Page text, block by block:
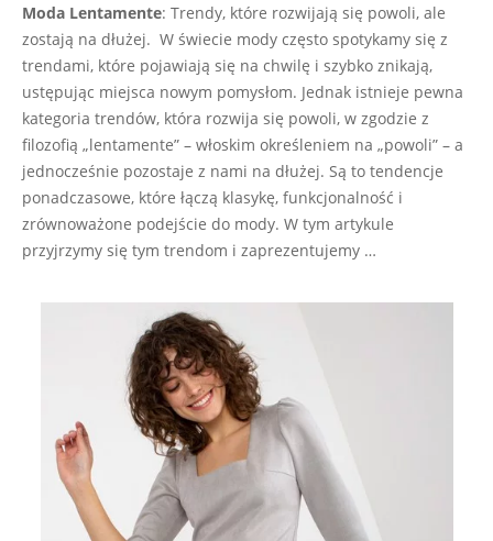
05
Moda Lentamente: Trendy, które rozwijają się powoli, ale
zostają na dłużej. W świecie mody często spotykamy się z
trendami, które pojawiają się na chwilę i szybko znikają,
ustępując miejsca nowym pomysłom. Jednak istnieje pewna
kategoria trendów, która rozwija się powoli, w zgodzie z
filozofią „lentamente” – włoskim określeniem na „powoli” – a
jednocześnie pozostaje z nami na dłużej. Są to tendencje
ponadczasowe, które łączą klasykę, funkcjonalność i
zrównoważone podejście do mody. W tym artykule
przyjrzymy się tym trendom i zaprezentujemy …